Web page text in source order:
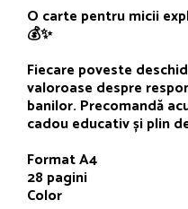
O carte pentru micii
💰✨
Fiecare poveste
valoroase despre
banilor. Precomandă
cadou educativ și plin
Format A4
28 pagini
Color